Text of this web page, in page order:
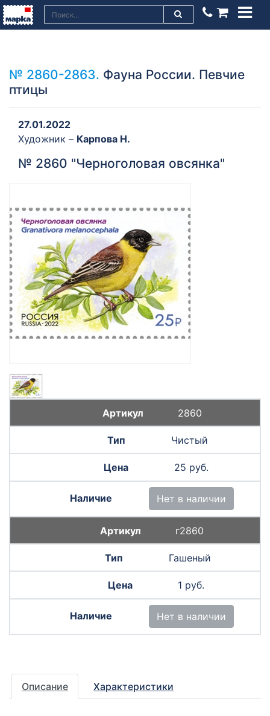
№ 2860-2863. Фауна России. Певчие
птицы
27.01.2022
Художник – Карпова Н.
№ 2860 "Черноголовая овсянка"
2860
Чистый
25 руб.
Нет в наличии
г2860
Гашеный
1 руб.
Нет в наличии
Описание Характеристики